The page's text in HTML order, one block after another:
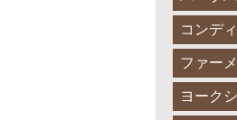
コンデ
ファー
ヨーク